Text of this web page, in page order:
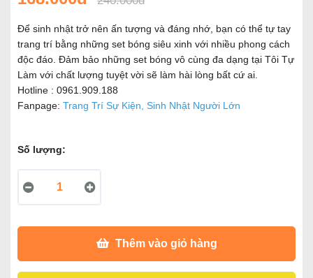
Để sinh nhật trở nên ấn tượng và đáng nhớ, bạn có thể tự tay
trang trí bằng những set bóng siêu xinh với nhiều phong cách
độc đáo. Đảm bảo những set bóng vô cùng đa dạng tại Tôi Tự
Làm với chất lượng tuyệt vời sẽ làm hài lòng bất cứ ai.
Hotline : 0961.909.188
Fanpage: Trang Trí Sự Kiện, Sinh Nhật Người Lớn
Số lượng:
Thêm vào giỏ hàng